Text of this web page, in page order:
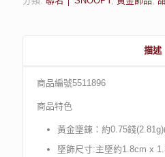
描述
商品編號5511896
商品特色
黃金墜鍊：約0.75錢
墜飾尺寸:主墜約1.8cm x